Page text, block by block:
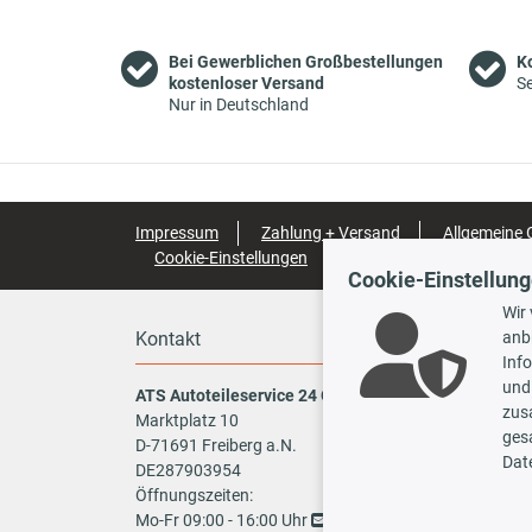
CITROËN JUMPER III Bus 2.2 HDi 130
CITROËN JUMPER III Bus 2.2 HDi 150
CITROËN
Bei Gewerblichen Großbestellungen
kostenloser Versand
Nur in Deutschland
Impressum Zahlung + Versand Allgemeine
Cookie-Einstellungen
Kontakt
ATS Autoteileservice 24 GmbH
Marktplatz 10
D-71691 Freiberg a.N.
DE287903954
Öffnungszeiten:
Mo-Fr 09:00 - 16:00 Uhr
Cookie-
Wir